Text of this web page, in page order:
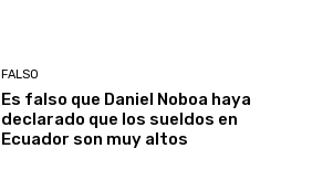
FALSO
Es falso que Daniel Noboa haya
declarado que los sueldos en
Ecuador son muy altos